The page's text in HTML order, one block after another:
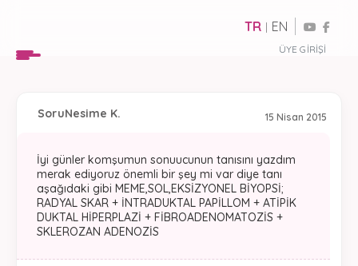
ÜYE GIRIŞI
TR | EN
15 Nisan 2015
SoruNesime K.
İyi günler komşumun sonuucunun tanısını yazdım
merak ediyoruz önemli bir şey mi var diye tanı
aşağıdaki gibi MEME,SOL,EKSİZYONEL BİYOPSİ;
RADYAL SKAR + İNTRADUKTAL PAPİLLOM + ATİPİK
DUKTAL HİPERPLAZİ + FİBROADENOMATOZİS +
SKLEROZAN ADENOZİS